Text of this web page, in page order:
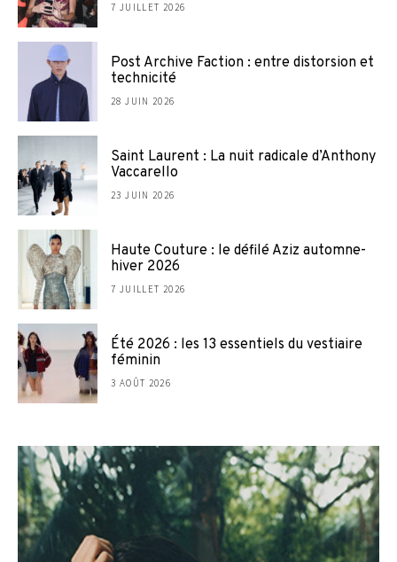
7 JUILLET 2026
Post Archive Faction : entre distorsion et
technicité
28 JUIN 2026
Saint Laurent : La nuit radicale d’Anthony
Vaccarello
23 JUIN 2026
Haute Couture : le défilé Aziz automne-
hiver 2026
7 JUILLET 2026
Été 2026 : les 13 essentiels du vestiaire
féminin
3 AOÛT 2026